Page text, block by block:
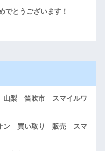
でとうございます！
梨 笛吹市 スマイルワ
買い取り 販売 スマ